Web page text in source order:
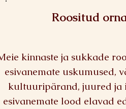
Roositud
kinnaste ja sukkade
esivanemate uskumused,
kultuuripärand, juured ja
esivanemate lood elavad